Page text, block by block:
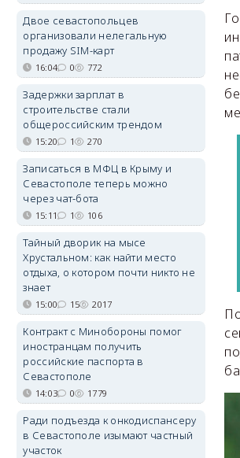
Двое севастопольцев
организовали нелегальную
продажу SIM-карт
16:04 0 772
Задержки зарплат в
строительстве стали
общероссийским трендом
15:20 1 270
Записаться в МФЦ в Крыму и
Севастополе теперь можно
через чат-бота
15:11 1 106
Тайный дворик на мысе
Хрустальном: как найти место
отдыха, о котором почти никто не
знает
15:00 15 2017
Контракт с Минобороны помог
иностранцам получить
российские паспорта в
Севастополе
14:03 0 1779
Ради подъезда к онкодиспансеру
в Севастополе изымают частный
участок